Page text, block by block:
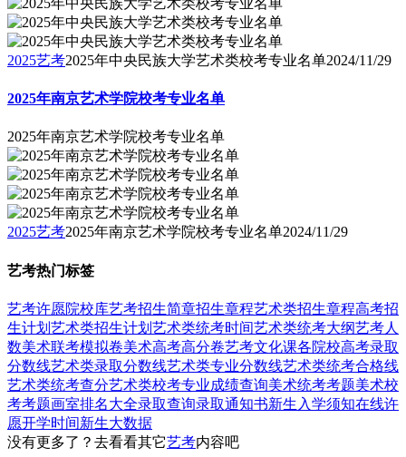
2025艺考2025年中央民族大学艺术类校考专业名单2024/11/29
2025年南京艺术学院校考专业名单
2025年南京艺术学院校考专业名单
2025艺考2025年南京艺术学院校考专业名单2024/11/29
艺考热门标签
艺考许愿院校库艺考招生简章招生章程艺术类招生章程高考招
生计划 艺术类招生计划 艺术类统考时间艺术类统考大纲艺考人
数美术联考模拟卷美术高考高分卷艺考文化课各院校高考录取
分数线艺术类录取分数线艺术类专业分数线艺术类统考合格线
艺术类统考查分艺术类校考专业成绩查询美术统考考题美术校
考考题画室排名大全录取查询录取通知书新生入学须知在线许
愿开学时间新生大数据
没有更多了？去看看其它艺考内容吧